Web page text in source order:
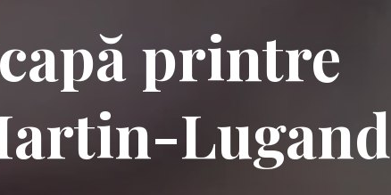
printre
Lugand